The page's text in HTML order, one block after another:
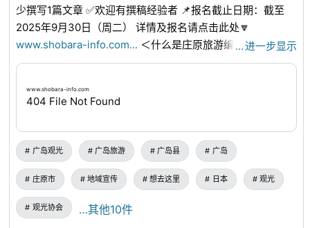
少撰写1篇文章 ✅欢迎有撰稿经验者 📌报名截止日期：截至
2025年9月30日（周二） 详情及报名请点击此处🔽
www.shobara-info.com...
是一个体验并广泛传播时令话题、最新信息、经典景点、人气
们将各自策划、构思、采访和拍摄自己认为的广岛县庄原市的
章。 此外，每月还将参加一次左右的企划编辑会议，与所有
成员一起讨论今后的采访内容和日程安排，以及想做的企划
等。 【欢迎有撰稿经验者】 我们非常欢迎能够充分利用自己
的撰稿经验，积极参与企划、构思、采访拍摄和撰写等工作的
人士◎ 从符合季节的及时文章到可以细细品读的文章！如果
您有兴趣撰写扎根于当地、能够活跃广岛县庄原市的文章，请
…进一步显示
www.shobara-info.com
404 File Not Found
广岛观光 广岛旅游 广岛县 广岛
庄原市 地域宣传 想去这里 日本 观光
观光协会 …其他10件